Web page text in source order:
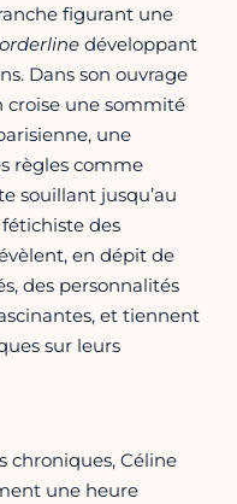
figurant une
développant
Dans son ouvrage
croise une sommité
une
règles comme
souillant jusqu’au
des
en dépit de
des personnalités
et tiennent
sur leurs
chroniques, Céline
une heure